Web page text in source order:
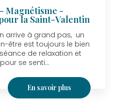
Magnétisme -
la Saint-Valentin
arrive à grand pas, un
être est toujours le bien
de relaxation et
se senti...
En savoir plus